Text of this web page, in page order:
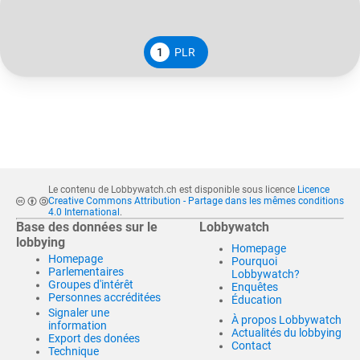
1 PLR
Le contenu de Lobbywatch.ch est disponible sous licence Licence
Creative Commons Attribution - Partage dans les mêmes conditions
4.0 International .
Base des données sur le
lobbying
Homepage
Parlementaires
Groupes d'intérêt
Personnes accréditées
Signaler une
information
Export des donées
Technique
Lobbywatch
Homepage
Pourquoi
Lobbywatch?
Enquêtes
Éducation
À propos Lobbywatch
Actualités du lobbying
Contact